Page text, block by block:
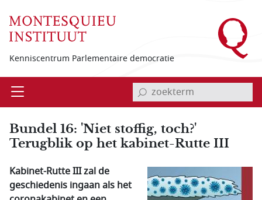
Kenniscentrum Parlementaire democratie
Open invoerveld zoekterm
Bundel 16: 'Niet stoffig, toch?'
Terugblik op het kabinet-Rutte III
Kabinet-Rutte III zal de
geschiedenis ingaan als het